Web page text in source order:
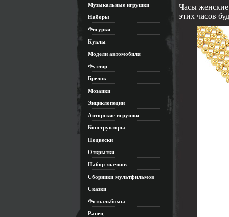
Музыкальные игрушки
Наборы
Фигурки
Куклы
Модели автомобиля
Футляр
Брелок
Мозаики
Энциклопедии
Авторские игрушки
Конструкторы
Подвески
Открытки
Набор значков
Сборники мультфильмов
Сказки
Фотоальбомы
Ранец
Часы
этих часов